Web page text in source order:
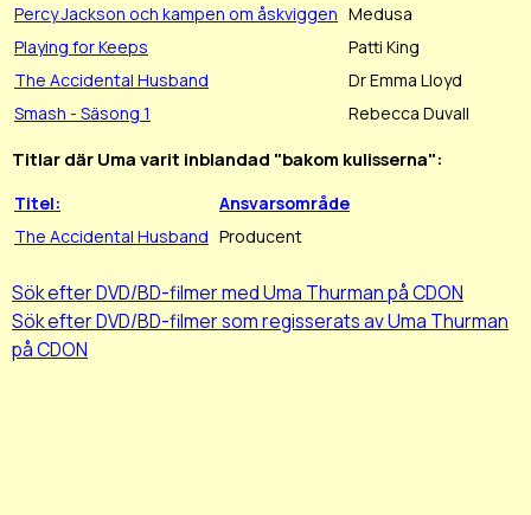
Percy Jackson och kampen om åskviggen Medusa
Playing for Keeps
Patti King
The Accidental Husband
Dr Emma Lloyd
Smash - Säsong 1
Rebecca Duvall
Titlar där Uma varit inblandad "bakom kulisserna":
Titel:
Ansvarsområde
The Accidental Husband Producent
Sök efter DVD/BD-filmer med Uma Thurman på CDON
Sök efter DVD/BD-filmer som regisserats av Uma Thurman
på CDON